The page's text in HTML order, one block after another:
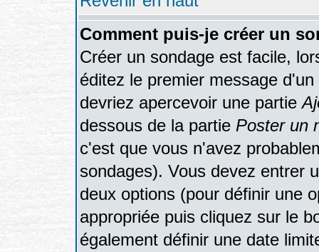
Comment puis-je créer un
Créer un sondage est facile,
éditez le premier message
devriez apercevoir une partie
dessous de la partie Poster un
c'est que vous n'avez
sondages). Vous devez entrer
deux options (pour définir une
appropriée puis cliquez sur le
également définir une date